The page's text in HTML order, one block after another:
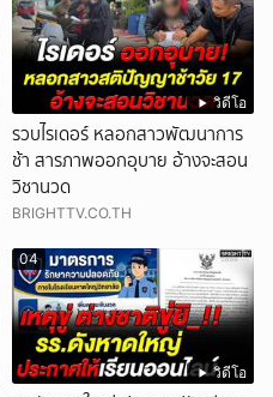
วิดีโอ
รวบไรเดอร์ หลอกสาวพัฒนาการ
ช้า สารภาพออกอุบาย อ้างจะสอน
วิชานวด
BRIGHTTV.CO.TH
วิดีโอ
04